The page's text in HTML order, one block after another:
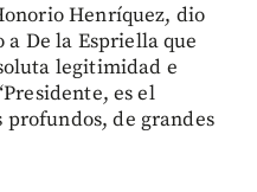
Henríquez, dio
De la Espriella que
legitimidad e
es el
de grandes